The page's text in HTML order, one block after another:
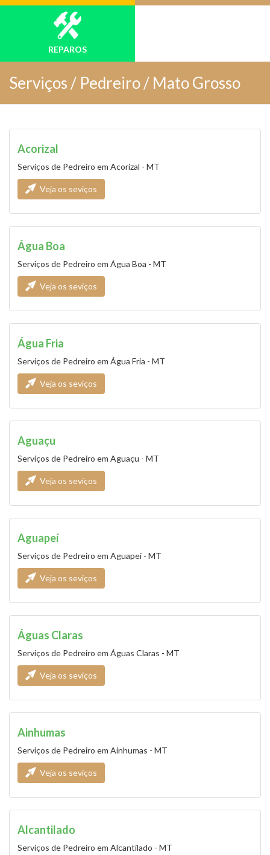
REPAROS
Serviços / Pedreiro / Mato Grosso
Acorizal
Serviços de Pedreiro em Acorizal - MT
Veja os seviços
Água Boa
Serviços de Pedreiro em Água Boa - MT
Veja os seviços
Água Fria
Serviços de Pedreiro em Água Fria - MT
Veja os seviços
Aguaçu
Serviços de Pedreiro em Aguaçu - MT
Veja os seviços
Aguapeí
Serviços de Pedreiro em Aguapeí - MT
Veja os seviços
Águas Claras
Serviços de Pedreiro em Águas Claras - MT
Veja os seviços
Ainhumas
Serviços de Pedreiro em Ainhumas - MT
Veja os seviços
Alcantilado
Serviços de Pedreiro em Alcantilado - MT